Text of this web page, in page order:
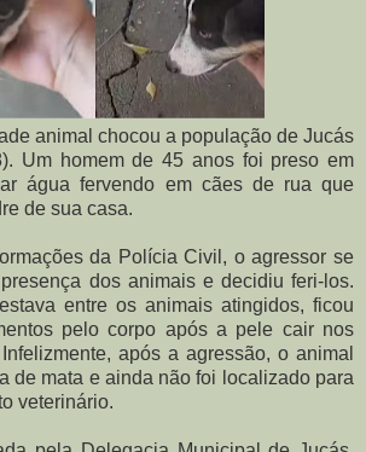
animal chocou a população de Jucás
Um homem de 45 anos foi preso em
água fervendo em cães de rua que
de sua casa.
da Polícia Civil, o agressor se
dos animais e decidiu feri-los.
entre os animais atingidos, ficou
pelo corpo após a pele cair nos
após a agressão, o animal
de mata e ainda não foi localizado para
veterinário.